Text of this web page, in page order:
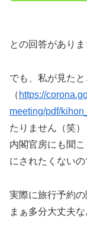
との回答がありま
でも、私が見たと
（ https://
meeting/pdf/
たりません（笑）
内閣官房にも聞
にされたくない
実際に旅行予約の
まぁ多分大丈夫な